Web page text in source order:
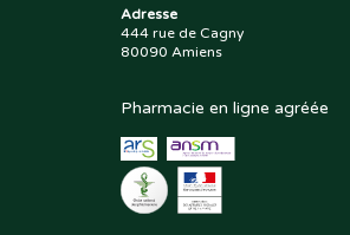
Adresse
444 rue de Cagny
80090 Amiens
Pharmacie en ligne agréée